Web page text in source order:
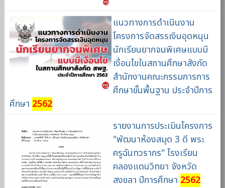
แนวทางการดำเนินงาน
โครงการจัดสรรเงินอุดหนุน
นักเรียนยากจนพิเศษแบบมี
เงื่อนไขในสถานศึกษาสังกัด
สำนักงานคณะกรรมการการ
ศึกษาขั้นพื้นฐาน ประจำปีการ
ศึกษา 2562
รายงานการประเมินโครงการ
"พัฒนาห้องสมุด 3 ดี พระ
ครูฉันทวรากร" โรงเรียน
คลองแดนวิทยา จังหวัด
สงขลา ปีการศึกษา 2562